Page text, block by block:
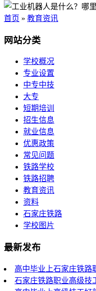
首页 » 教育资讯
网站分类
学校概况
专业设置
中专中技
大专
短期培训
招生信息
就业信息
优惠政策
常见问题
铁路学校
铁路招聘
教育资讯
资料
石家庄铁路
学校图片
最新发布
高中毕业上石家庄铁路
石家庄铁路职业高级技